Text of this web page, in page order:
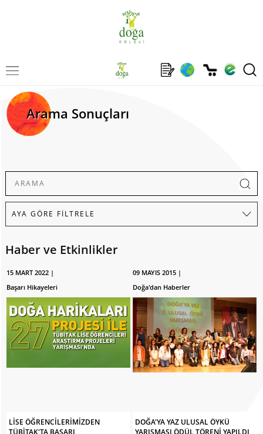
Arama Sonuçları
Haber ve Etkinlikler
15 MART 2022 |
Başarı Hikayeleri
LİSE ÖĞRENCİLERİMİZDEN
09 MAYIS 2015 |
Doğa'dan Haberler
DOĞA'YA YAZ ULUSAL ÖYKÜ